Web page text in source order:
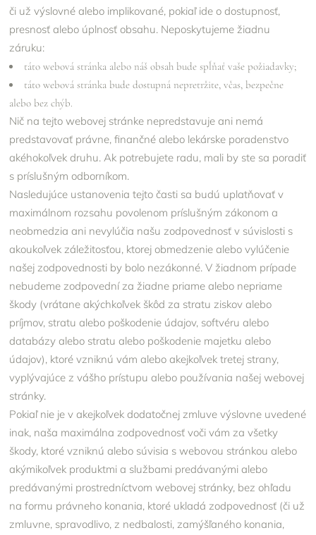
či už výslovné alebo implikované, pokiaľ ide o dostupnosť,
presnosť alebo úplnosť obsahu. Neposkytujeme žiadnu
záruku:
táto webová stránka alebo náš obsah bude spĺňať vaše požiadavky;
táto webová stránka bude dostupná nepretržite, včas, bezpečne
alebo bez chýb.
Nič na tejto webovej stránke nepredstavuje ani nemá
predstavovať právne, finančné alebo lekárske poradenstvo
akéhokoľvek druhu. Ak potrebujete radu, mali by ste sa poradiť
s príslušným odborníkom.
Nasledujúce ustanovenia tejto časti sa budú uplatňovať v
maximálnom rozsahu povolenom príslušným zákonom a
neobmedzia ani nevylúčia našu zodpovednosť v súvislosti s
akoukoľvek záležitosťou, ktorej obmedzenie alebo vylúčenie
našej zodpovednosti by bolo nezákonné. V žiadnom prípade
nebudeme zodpovední za žiadne priame alebo nepriame
škody (vrátane akýchkoľvek škôd za stratu ziskov alebo
príjmov, stratu alebo poškodenie údajov, softvéru alebo
databázy alebo stratu alebo poškodenie majetku alebo
údajov), ktoré vzniknú vám alebo akejkoľvek tretej strany,
vyplývajúce z vášho prístupu alebo používania našej webovej
stránky.
Pokiaľ nie je v akejkoľvek dodatočnej zmluve výslovne uvedené
inak, naša maximálna zodpovednosť voči vám za všetky
škody, ktoré vzniknú alebo súvisia s webovou stránkou alebo
akýmikoľvek produktmi a službami predávanými alebo
predávanými prostredníctvom webovej stránky, bez ohľadu
na formu právneho konania, ktoré ukladá zodpovednosť (či už
zmluvne, spravodlivo, z nedbalosti, zamýšľaného konania,